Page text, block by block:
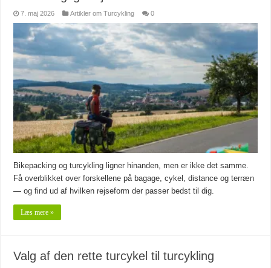
7. maj 2026 Artikler om Turcykling 0
Bikepacking og turcykling ligner hinanden, men er ikke det samme.
Få overblikket over forskellene på bagage, cykel, distance og terræn
— og find ud af hvilken rejseform der passer bedst til dig.
Læs mere »
Valg af den rette turcykel til turcykling